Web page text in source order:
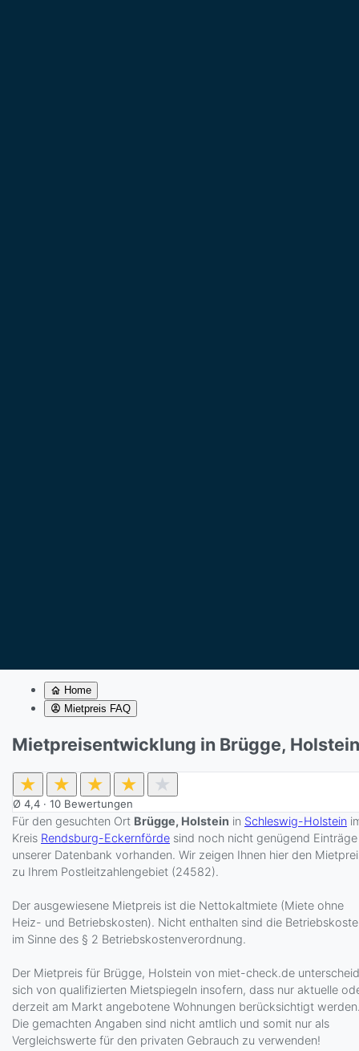
Home
Mietpreis FAQ
Mietpreisentwicklung in Brügge, Holstein
★ ★ ★ ★ ★
Ø 4,4 · 10 Bewertungen
Für den gesuchten Ort Brügge, Holstein in Schleswig-Holstein
Kreis Rendsburg-Eckernförde sind noch nicht genügend
unserer Datenbank vorhanden. Wir zeigen Ihnen hier den
zu Ihrem Postleitzahlengebiet (24582).
Der ausgewiesene Mietpreis ist die Nettokaltmiete (Miete ohne
Heiz- und Betriebskosten). Nicht enthalten sind die
im Sinne des § 2 Betriebskostenverordnung.
Der Mietpreis für Brügge, Holstein von miet-check.de
sich von qualifizierten Mietspiegeln insofern, dass nur aktuelle
derzeit am Markt angebotene Wohnungen berücksichtigt
Die gemachten Angaben sind nicht amtlich und somit nur als
Vergleichswerte für den privaten Gebrauch zu verwenden!